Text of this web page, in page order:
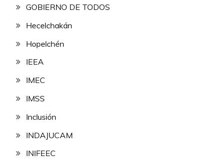
GOBIERNO DE TODOS
Hecelchakán
Hopelchén
IEEA
IMEC
IMSS
Inclusión
INDAJUCAM
INIFEEC